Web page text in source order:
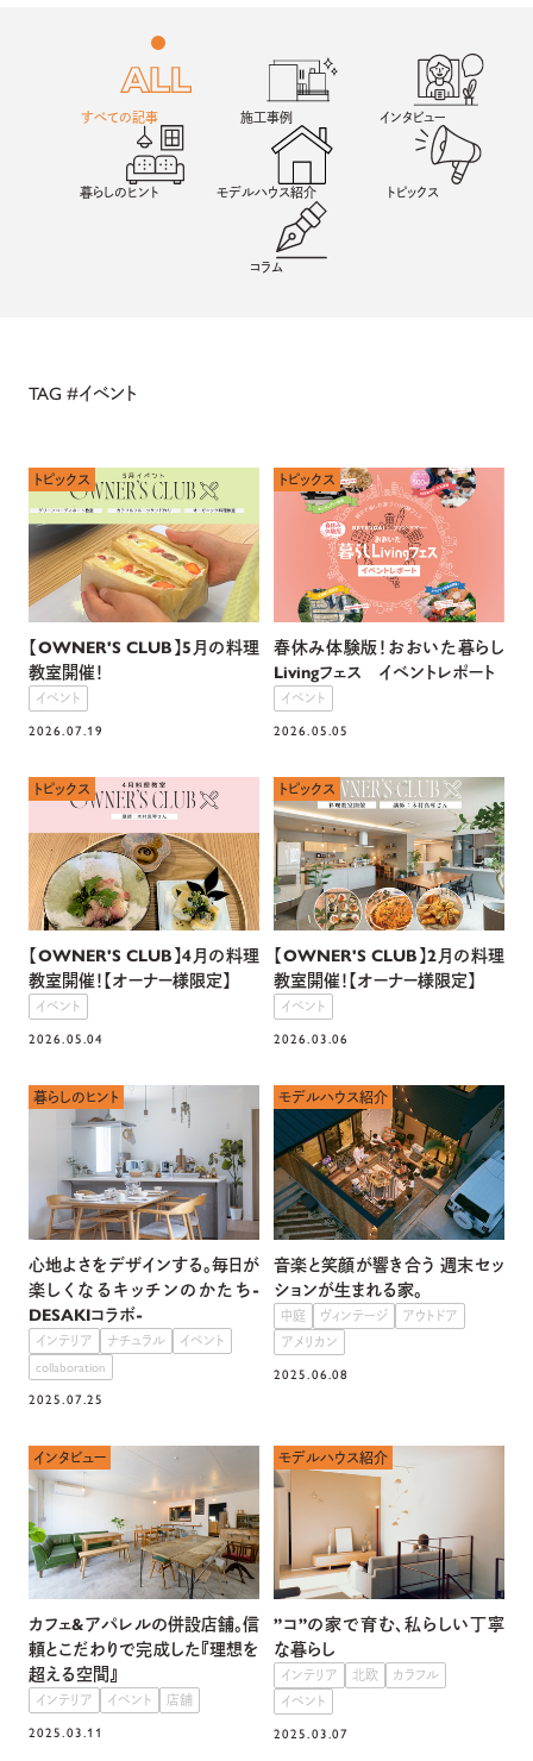
すべての記事 施工事例 インタビュー
暮らしのヒント モデルハウス紹介 トピックス
コラム
TAG #イベント
トピックス
【OWNER'S CLUB】5月の料理
教室開催！
イベント
2026.07.19
トピックス
春休み体験版！おおいた暮らし
Livingフェス イベントレポート
イベント
2026.05.05
トピックス
【OWNER'S CLUB】4月の料理
教室開催！【オーナー様限定】
イベント
2026.05.04
トピックス
【OWNER'S CLUB】2月の料理
教室開催！【オーナー様限定】
イベント
2026.03.06
暮らしのヒント
心地よさをデザインする。毎日が
楽しくなるキッチンのかたち-
DESAKIコラボ-
インテリア ナチュラル
イベント
collaboration
2025.07.25
モデルハウス紹介
音楽と笑顔が響き合う 週末セッ
ションが生まれる家。
中庭 ヴィンテージ
アウトドア
アメリカン
2025.06.08
インタビュー
カフェ&アパレルの併設店舗。信
頼とこだわりで完成した『理想を
超える空間』
インテリア イベント
店舗
2025.03.11
モデルハウス紹介
”コ”の家で育む、私らしい丁寧
な暮らし
インテリア 北欧
カラフル
イベント
2025.03.07